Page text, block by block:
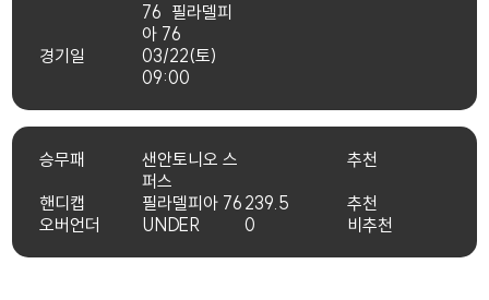
필라델피
아 76
경기일
03/22(토)
09:00
승무패
샌안토니오 스
퍼스
추천
핸디캡
필라델피아 76 239.5
추천
오버언더
UNDER 0 비추천